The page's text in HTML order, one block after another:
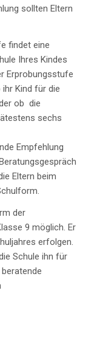
sollten Eltern
findet eine
Ihres Kindes
Erprobungsstufe
Kind für die
ob die
sechs
Empfehlung
Eltern beim
der
9 möglich. Er
erfolgen.
Schule ihn für